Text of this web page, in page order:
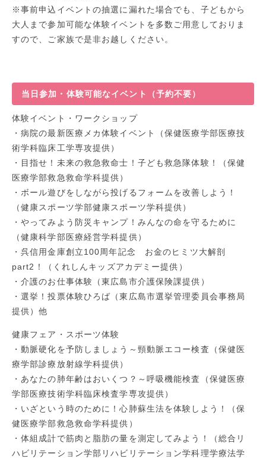
※事前申込イベントの抽選に漏れた場合でも、子どもから
大人まで参加可能な体験イベントを多数ご用意しておりま
すので、ご家族で是非お越しください。
当日参加・体験可能なイベント（予約不要）
体験イベント・ワークショップ
・病院の最新医療メカ体験イベント（保健医療学部医療技
術学科臨床工学専攻提供）
・目指せ！未来の救急救命士！子ども救急隊体験！（保健
医療学部救急救命学科提供）
・ボール遊びをしながら投げるフォームを改善しよう！
（健康スポーツ学部健康スポーツ学科提供）
・やってみよう防災キャンプ！みんなの命を守るために
（健康科学部医療経営学科提供）
・呉信用金庫創立100周年記念 お金のヒミツ大解剖
part2！（くれしんキッズアカデミー提供）
・介護のお仕事体験（東広島市介護保険課提供）
・選挙！投票体験ひろば（東広島市選挙管理委員会事務局
提供）他
健康フェア・スポーツ体験
・動脈硬化を予防しましょう～頸動脈エコー検査（保健医
療学部診療放射線学科提供）
・あなたの肺年齢はおいくつ？～呼吸機能検査（保健医療
学部医療技術学科臨床検査学専攻提供）
・いざという時のために！心肺蘇生法を体験しよう！（保
健医療学部救急救命学科提供）
・体組成計で筋肉と脂肪の量を測定してみよう！（総合リ
ハビリテーション学部リハビリテーション学科理学療法学